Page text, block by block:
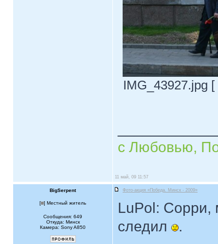
IMG_43927.jpg
с Любовью,
11 май, 09 11:57
BigSerpent Фото-акция «Победа. Минск - 2009»
[ ] Местный житель
Сообщения: 649
Откуда: Минск
Камера: Sony A850
LuPol: Сорри,
следил
.